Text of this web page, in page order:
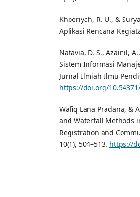
Khoeriyah, R. U., &
Aplikasi Rencana
Natavia, D. S., Azainil,
Sistem Informasi
Jurnal Ilmiah Ilmu
https://doi.org/
Wafiq Lana Pradana, &
and Waterfall Methods
Registration and
10(1), 504–513. https://